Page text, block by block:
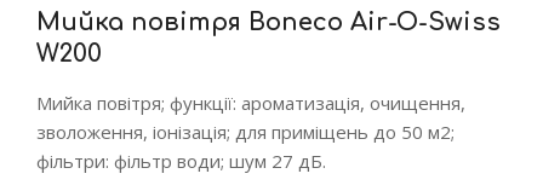
Мийка повітря Boneco Air-O-Swiss
W200
Мийка повітря; функції: ароматизація, очищення,
зволоження, іонізація; для приміщень до 50 м2;
фільтри: фільтр води; шум 27 дБ.